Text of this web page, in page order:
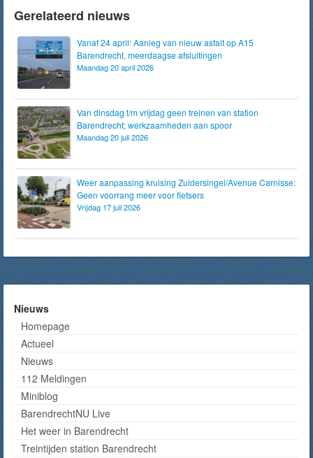
Gerelateerd nieuws
Vanaf 24 april: Aanleg van nieuw asfalt op A15
Barendrecht, meerdaagse afsluitingen
Maandag 20 april 2026
Van dinsdag t/m vrijdag geen treinen van station
Barendrecht; werkzaamheden aan spoor
Maandag 20 juli 2026
Weer aanpassing kruising Zuidersingel/Avenue Carnisse:
Geen voorrang meer voor fietsers
Vrijdag 17 juli 2026
Nieuws
Homepage
Actueel
Nieuws
112 Meldingen
Miniblog
BarendrechtNU Live
Het weer in Barendrecht
Treintijden station Barendrecht